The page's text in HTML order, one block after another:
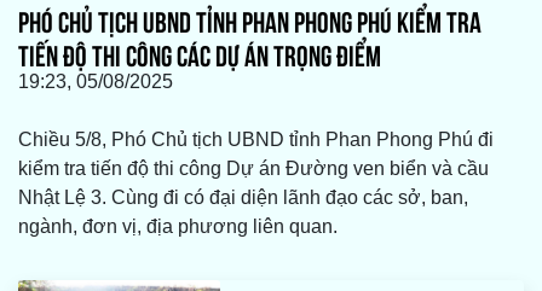
PHÓ CHỦ TỊCH UBND TỈNH PHAN PHONG PHÚ KIỂM TRA
TIẾN ĐỘ THI CÔNG CÁC DỰ ÁN TRỌNG ĐIỂM
19:23, 05/08/2025
Chiều 5/8, Phó Chủ tịch UBND tỉnh Phan Phong Phú đi
kiểm tra tiến độ thi công Dự án Đường ven biển và cầu
Nhật Lệ 3. Cùng đi có đại diện lãnh đạo các sở, ban,
ngành, đơn vị, địa phương liên quan.